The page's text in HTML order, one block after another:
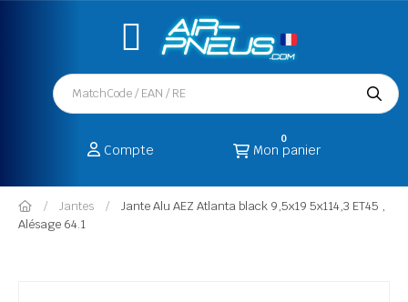
Compte Mon panier
0
Jantes
Jante Alu AEZ Atlanta black 9,5x19 5x114,3 ET45 ,
Alésage 64.1